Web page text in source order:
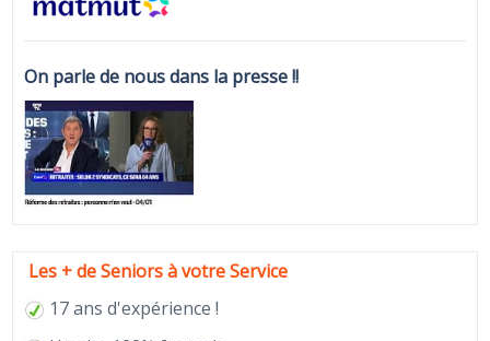
On parle de nous dans la presse !!
Les + de Seniors à votre Service
17 ans d'expérience !